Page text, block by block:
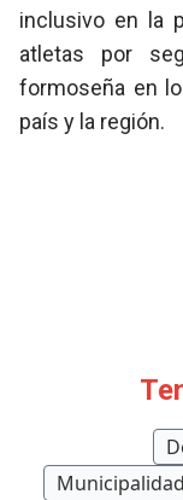
inclusivo en la
atletas por
formoseña en
país y la región.